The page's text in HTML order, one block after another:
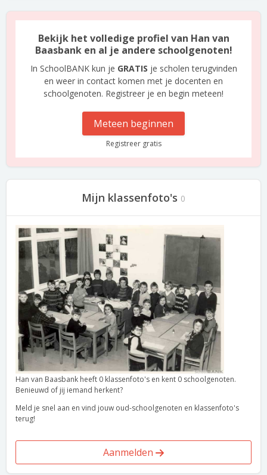
Bekijk het volledige profiel van Han van
Baasbank en al je andere schoolgenoten!
In SchoolBANK kun je GRATIS je scholen terugvinden
en weer in contact komen met je docenten en
schoolgenoten. Registreer je en begin meteen!
Meteen beginnen
Registreer gratis
Mijn klassenfoto's 0
Han van Baasbank heeft 0 klassenfoto's en kent 0 schoolgenoten.
Benieuwd of jij iemand herkent?
Meld je snel aan en vind jouw oud-schoolgenoten en klassenfoto's
terug!
Aanmelden